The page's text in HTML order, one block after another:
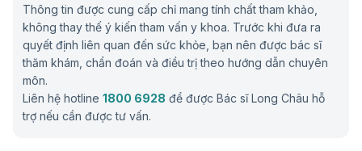
Thông tin được cung cấp chỉ mang tính chất tham khảo,
không thay thế ý kiến tham vấn y khoa. Trước khi đưa ra
quyết định liên quan đến sức khỏe, bạn nên được bác sĩ
thăm khám, chẩn đoán và điều trị theo hướng dẫn chuyên
môn.
Liên hệ hotline 1800 6928 để được Bác sĩ Long Châu hỗ
trợ nếu cần được tư vấn.